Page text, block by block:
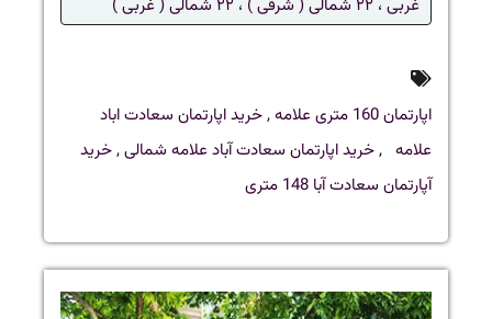
غربی ، ۲۲ شمالی ( شرقی ) ، ۲۲ شمالی ( غربی )
اپارتمان 160 متری علامه ,خرید اپارتمان سعادت اباد
علامه ,خرید اپارتمان سعادت آباد علامه شمالی,خرید
آپارتمان سعادت آبا 148 متری